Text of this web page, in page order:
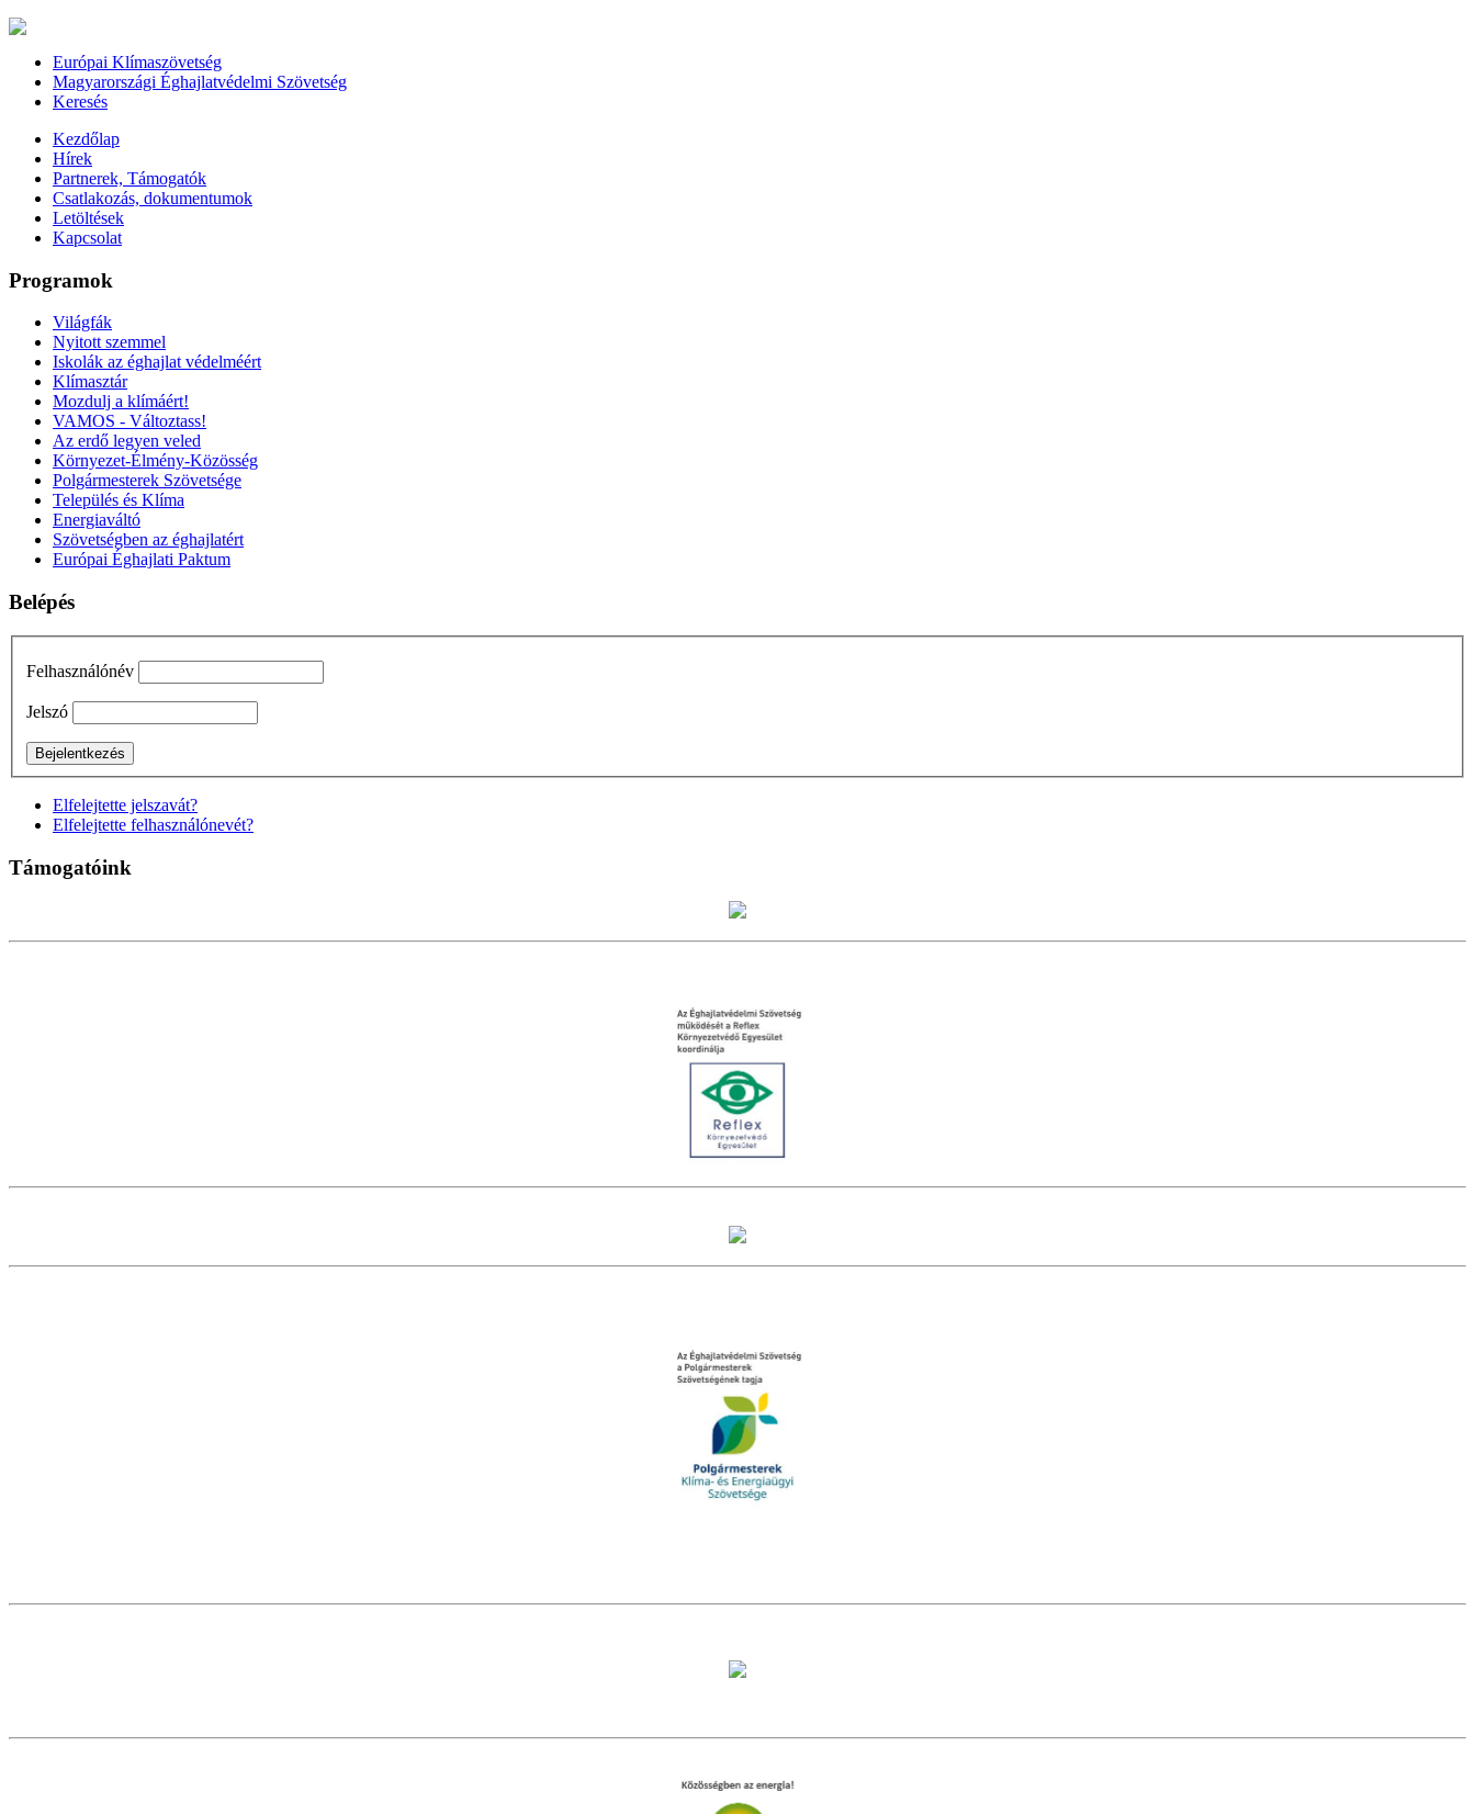
Európai Klímaszövetség
Magyarországi Éghajlatvédelmi Szövetség
Keresés
Kezdőlap
Hírek
Partnerek, Támogatók
Csatlakozás, dokumentumok
Letöltések
Kapcsolat
Programok
Világfák
Nyitott szemmel
Iskolák az éghajlat védelméért
Klímasztár
Mozdulj a klímáért!
VAMOS - Változtass!
Az erdő legyen veled
Környezet-Élmény-Közösség
Polgármesterek Szövetsége
Település és Klíma
Energiaváltó
Szövetségben az éghajlatért
Európai Éghajlati Paktum
Belépés
Felhasználónév
Jelszó
Elfelejtette jelszavát?
Elfelejtette felhasználónevét?
Támogatóink